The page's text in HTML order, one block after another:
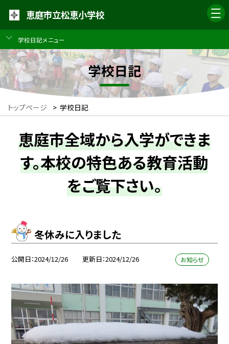
恵庭市立松恵小学校
学校日記メニュー
学校日記
トップページ > 学校日記
恵庭市全域から入学ができま
す。本校の特色ある教育活動
をご覧下さい。
冬休みに入りました
公開日 2024/12/26 更新日 2024/12/26 お知らせ